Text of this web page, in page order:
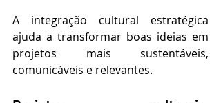
A integração cultural estratégica
ajuda a transformar boas ideias em
projetos mais sustentáveis,
comunicáveis e relevantes.